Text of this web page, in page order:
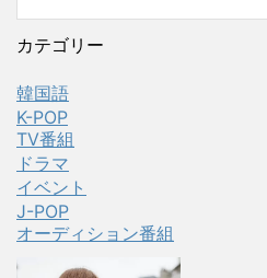
カテゴリー
韓国語
K-POP
TV番組
ドラマ
イベント
J-POP
オーディション番組